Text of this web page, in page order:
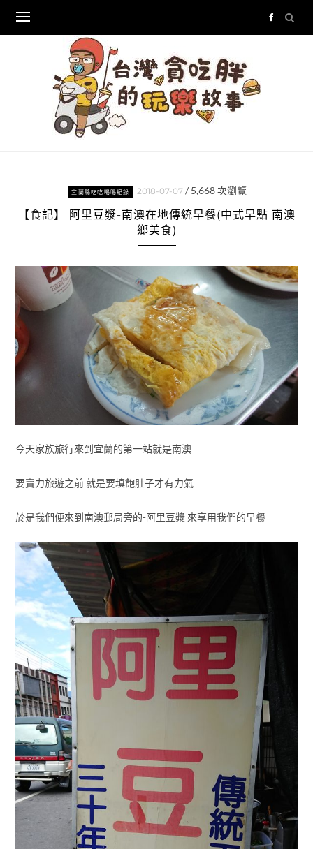
content
宜蘭縣吃吃喝喝紀錄 2018-07-07 / 5,668次瀏覽
【食記】 阿里豆漿-南澳在地傳統早餐(中式早點 南澳
鄉美食)
今天家族旅行來到宜蘭的第一站就是南澳
要賣力旅遊之前 就是要填飽肚子才有力氣
於是我們便來到南澳郵局旁的-阿里豆漿 來享用我們的早餐